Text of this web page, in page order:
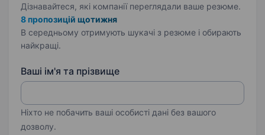
Дізнавайтеся, які компанії переглядали ваше резюме.
8 пропозицій щотижня
В середньому отримують шукачі з резюме і обирають
найкращі.
Ваші ім'я та прізвище
Ніхто не побачить ваші особисті дані без вашого
дозволу.